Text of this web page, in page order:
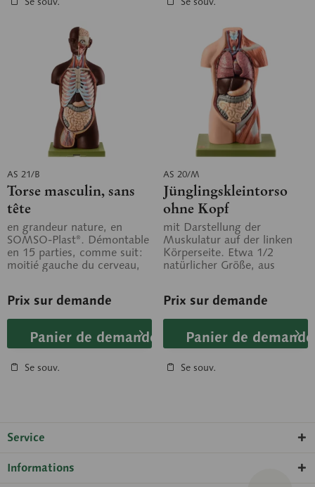
AS 21/B
Torse masculin, sans
tête
en grandeur nature, en
SOMSO-Plast®. Démontable
en 15 parties, comme suit:
moitié gauche du cerveau,
Prix sur demande
Panier de demande
Se souv.
AS 20/M
Jünglingskleintorso
ohne Kopf
mit Darstellung der
Muskulatur auf der linken
Körperseite. Etwa 1/2
natürlicher Größe, aus
Prix sur demande
Panier de demande
Se souv.
Service
Informations